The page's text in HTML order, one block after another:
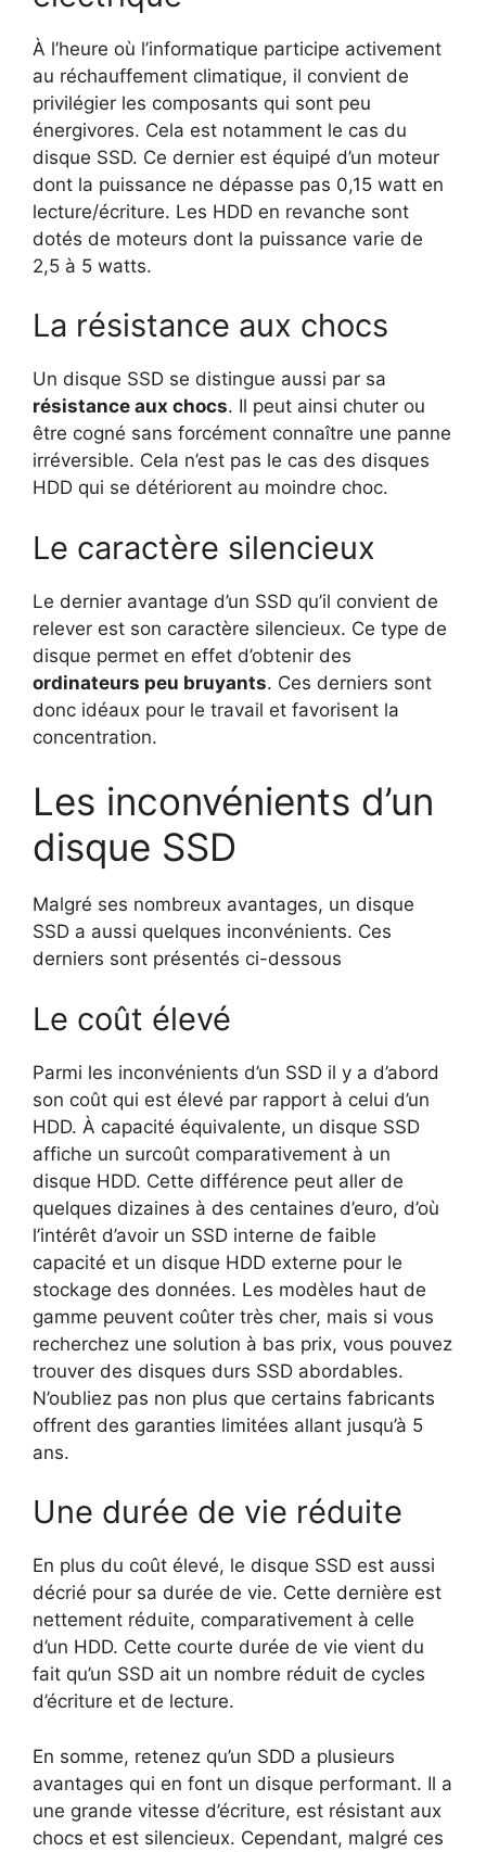
À l’heure où l’informatique participe activement
au réchauffement climatique, il convient de
privilégier les composants qui sont peu
énergivores. Cela est notamment le cas du
disque SSD. Ce dernier est équipé d’un moteur
dont la puissance ne dépasse pas 0,15 watt en
lecture/écriture. Les HDD en revanche sont
dotés de moteurs dont la puissance varie de
2,5 à 5 watts.
La résistance aux chocs
Un disque SSD se distingue aussi par sa
résistance aux chocs. Il peut ainsi chuter ou
être cogné sans forcément connaître une panne
irréversible. Cela n’est pas le cas des disques
HDD qui se détériorent au moindre choc.
Le caractère silencieux
Le dernier avantage d’un SSD qu’il convient de
relever est son caractère silencieux. Ce type de
disque permet en effet d’obtenir des
ordinateurs peu bruyants. Ces derniers sont
donc idéaux pour le travail et favorisent la
concentration.
Les inconvénients d’un
disque SSD
Malgré ses nombreux avantages, un disque
SSD a aussi quelques inconvénients. Ces
derniers sont présentés ci-dessous
Le coût élevé
Parmi les inconvénients d’un SSD il y a d’abord
son coût qui est élevé par rapport à celui d’un
HDD. À capacité équivalente, un disque SSD
affiche un surcoût comparativement à un
disque HDD. Cette différence peut aller de
quelques dizaines à des centaines d’euro, d’où
l’intérêt d’avoir un SSD interne de faible
capacité et un disque HDD externe pour le
stockage des données. Les modèles haut de
gamme peuvent coûter très cher, mais si vous
recherchez une solution à bas prix, vous pouvez
trouver des disques durs SSD abordables.
N’oubliez pas non plus que certains fabricants
offrent des garanties limitées allant jusqu’à 5
ans.
Une durée de vie réduite
En plus du coût élevé, le disque SSD est aussi
décrié pour sa durée de vie. Cette dernière est
nettement réduite, comparativement à celle
d’un HDD. Cette courte durée de vie vient du
fait qu’un SSD ait un nombre réduit de cycles
d’écriture et de lecture.
En somme, retenez qu’un SDD a plusieurs
avantages qui en font un disque performant. Il a
une grande vitesse d’écriture, est résistant aux
chocs et est silencieux. Cependant, malgré ces